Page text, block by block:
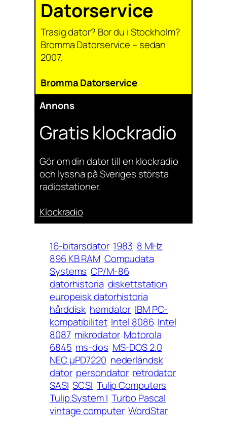
Datorservice
Trasig dator? Bor du i Stockholm?
Bromma Datorservice – sedan
2007.
Bromma Datorservice
Annons
Gratis klockradio
Gör om din dator till en klockradio
och lyssna på Sveriges största
radiostationer.
Klockradio
16-bitarsdator 1983 8 MHz
896 KB RAM Compudata
Systems CP/M-86
datorhistoria diskettstation
europeisk datorhistoria
hårddisk hemdator IBM PC-
kompatibilitet Intel 8086 Intel
8087 mikrodator Motorola
6845 ms-dos MS-DOS 2.0
NEC μPD7220 nederländsk
dator persondator retrodator
SASI SCSI Tulip Computers
Tulip System I Turbo Pascal
vintage computer WordStar